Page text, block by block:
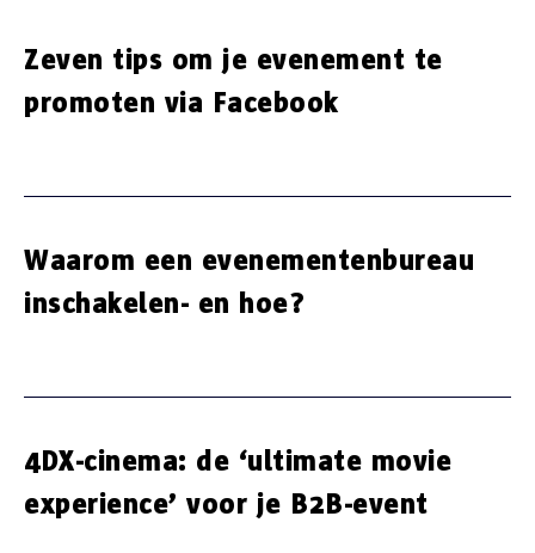
Zeven tips om je evenement te
promoten via Facebook
Waarom een evenementenbureau
inschakelen- en hoe?
4DX-cinema: de ‘ultimate movie
experience’ voor je B2B-event